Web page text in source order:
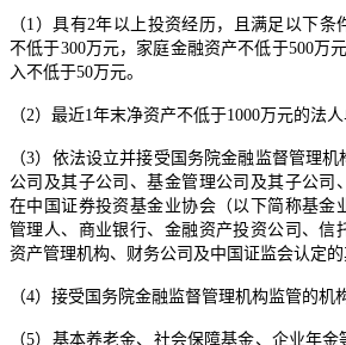
（1）具有2年以上投资经历，且满足以下
不低于300万元，家庭金融资产不低于500万
入不低于50万元。
（2）最近1年末净资产不低于1000万元的法人
（3）依法设立并接受国务院金融监督管理
公司及其子公司、基金管理公司及其子公司
在中国证券投资基金业协会（以下简称基金
管理人、商业银行、金融资产投资公司、信
资产管理机构、财务公司及中国证监会认定的
（4）接受国务院金融监督管理机构监管的机
（5）基本养老金、社会保障基金、企业年